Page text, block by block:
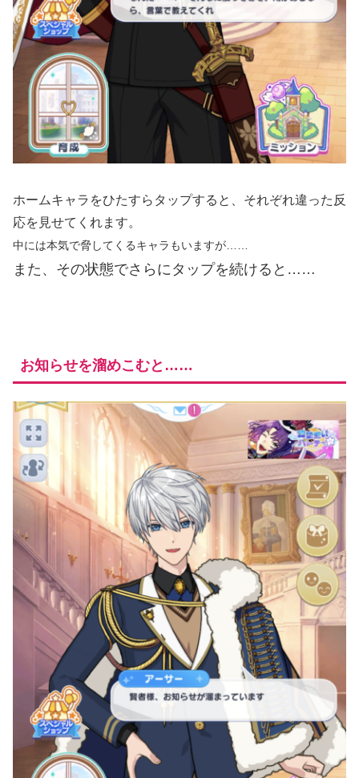
ホームキャラをひたすらタップすると、それぞれ違った反
応を見せてくれます。
中には本気で脅してくるキャラもいますが……
また、その状態でさらにタップを続けると……
お知らせを溜めこむと……